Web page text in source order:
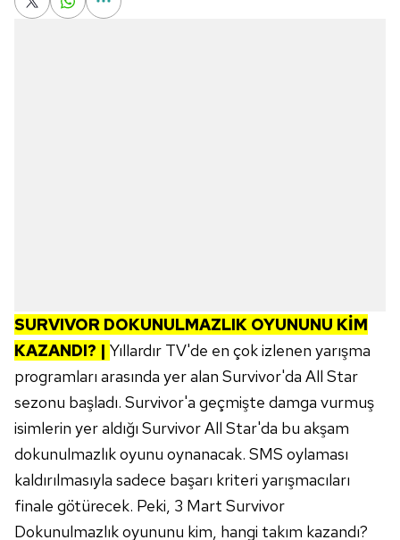
SURVIVOR DOKUNULMAZLIK OYUNUNU KİM
KAZANDI? | Yıllardır TV'de en çok izlenen yarışma
programları arasında yer alan Survivor'da All Star
sezonu başladı. Survivor'a geçmişte damga vurmuş
isimlerin yer aldığı Survivor All Star'da bu akşam
dokunulmazlık oyunu oynanacak. SMS oylaması
kaldırılmasıyla sadece başarı kriteri yarışmacıları
finale götürecek. Peki, 3 Mart Survivor
Dokunulmazlık oyununu kim, hangi takım kazandı?